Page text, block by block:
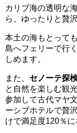
カリブ海の透明な
ら、ゆったりと贅
本土の海もとって
島へフェリーで行
しめます。
また、 セノーテ探
と自然を楽しむ観
参加して古代マヤ
ーシブホテルで贅
けで満足度120％